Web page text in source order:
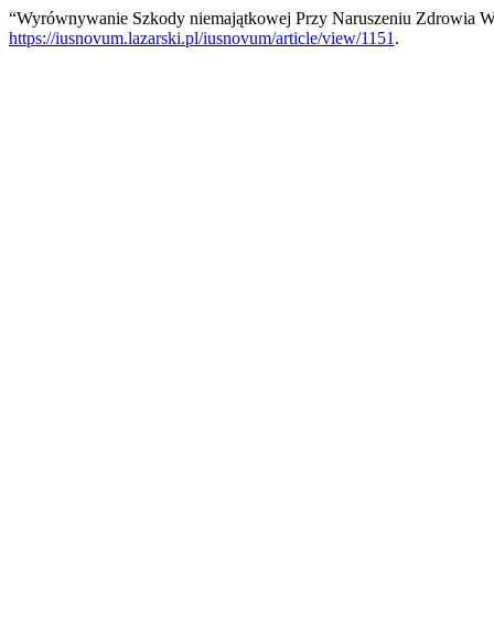
“Wyrównywanie Szkody niemajątkowej Przy Naruszeniu Zdrowia
https://iusnovum.lazarski.pl/iusnovum/article/view/1151 .